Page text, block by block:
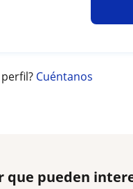
Cuéntanos
que pueden